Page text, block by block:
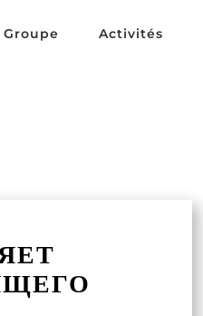
Groupe Activités